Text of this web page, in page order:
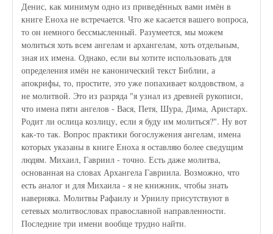
Денис, как минимум одно из приведённых вами имён в
книге Еноха не встречается. Что же касается вашего вопроса,
то он немного бессмысленный. Разумеется, мы можем
молиться хоть всем ангелам и архангелам, хоть отдельным,
зная их имена. Однако, если вы хотите использовать для
определения имён не канонический текст Библии, а
апокрифы, то, простите, это уже попахивает колдовством, а
не молитвой. Это из разряда "я узнал из древней рукописи,
что имена пяти ангелов - Вася, Петя, Шура, Дима, Аристарх.
Родит ли ослица козлицу, если я буду им молиться?". Ну вот
как-то так. Вопрос практики богослужения ангелам, имена
которых указаны в книге Еноха я оставляю более сведущим
людям. Михаил, Гавриил - точно. Есть даже молитва,
основанная на словах Архангела Гавриила. Возможно, что
есть аналог и для Михаила - я не книжник, чтобы знать
наверняка. Молитвы Рафаилу и Уриилу присутствуют в
сетевых молитвословах православной направленности.
Последние три имени вообще трудно найти.